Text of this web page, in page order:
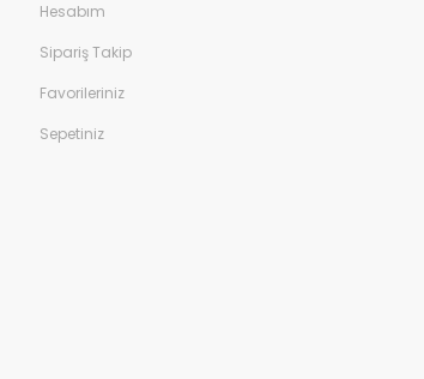
Hesabım
Sipariş Takip
Favorileriniz
Sepetiniz